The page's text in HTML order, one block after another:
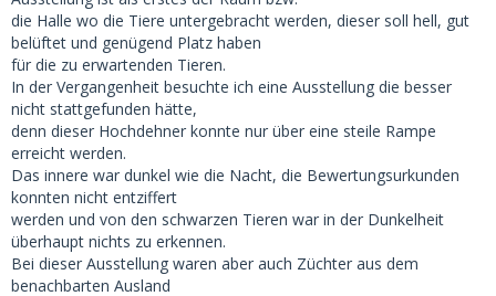
die Halle wo die Tiere untergebracht werden, dieser soll hell, gut
belüftet und genügend Platz haben
für die zu erwartenden Tieren.
In der Vergangenheit besuchte ich eine Ausstellung die besser
nicht stattgefunden hätte,
denn dieser Hochdehner konnte nur über eine steile Rampe
erreicht werden.
Das innere war dunkel wie die Nacht, die Bewertungsurkunden
konnten nicht entziffert
werden und von den schwarzen Tieren war in der Dunkelheit
überhaupt nichts zu erkennen.
Bei dieser Ausstellung waren aber auch Züchter aus dem
benachbarten Ausland